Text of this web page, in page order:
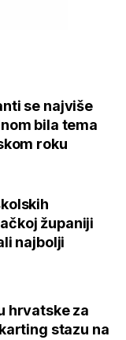
se najviše
bila tema
roku
županiji
najbolji
hrvatske za
stazu na